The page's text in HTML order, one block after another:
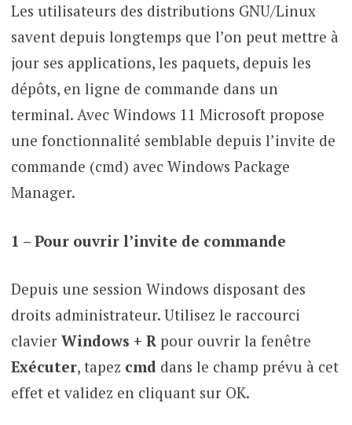
Les utilisateurs des distributions GNU/Linux
savent depuis longtemps que l’on peut mettre à
jour ses applications, les paquets, depuis les
dépôts, en ligne de commande dans un
terminal. Avec Windows 11 Microsoft propose
une fonctionnalité semblable depuis l’invite de
commande (cmd) avec Windows Package
Manager.
1 – Pour ouvrir l’invite de commande
Depuis une session Windows disposant des
droits administrateur. Utilisez le raccourci
clavier Windows + Rpour ouvrir la fenêtre
Exécuter, tapez cmd dans le champ prévu à cet
effet et validez en cliquant sur OK.